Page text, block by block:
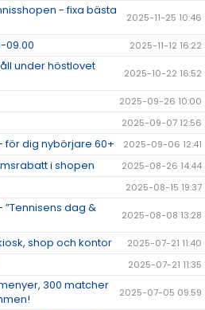
- fixa bästa
2025-11-25 10:46
09.00 2025-11-12 16:22
under höstlovet
2025-10-22 16:52
2025-09-26 10:00
2025-09-07 12:56
för dig nybörjare 60+ 2025-09-06 12:41
i shopen
2025-08-26 14:44
2025-08-15 19:37
”Tennisens dag &
2025-08-08 13:28
shop och kontor 2025-07-21 11:40
2025-07-21 11:35
300 matcher
2025-07-05 09:59